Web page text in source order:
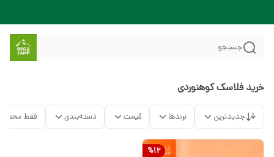
جستجو
خرید فلاسک کوهنوردی
جدیدترین برندها قیمت دسته‌بندی فقط
%12